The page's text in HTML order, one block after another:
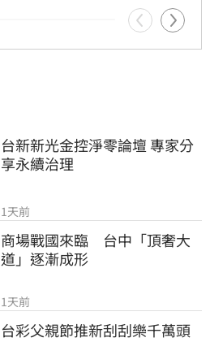
台新新光金控淨零論壇 專家分
享永續治理
1天前
商場戰國來臨　台中「頂奢大
道」逐漸成形
1天前
台彩父親節推新刮刮樂千萬頭